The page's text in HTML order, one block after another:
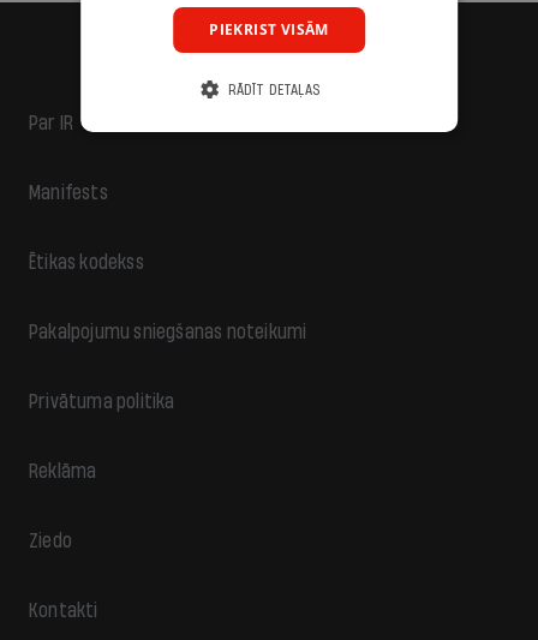
Par IR
Manifests
Ētikas kodekss
Pakalpojumu sniegšanas noteikumi
Privātuma politika
Reklāma
Ziedo
Kontakti
PIEKRIST VISĀM
RĀDĪT DETAĻAS